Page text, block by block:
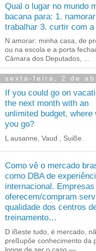
Qual o lugar no mundo
bacana para: 1.
trabalhar 3. curtir com
N amorar: minha casa, de
ou na escola e a porta
Câmara dos Deputados, ...
sexta-feira, 2 de
If you could go on
the next month with an
unlimited budget, where
you go?
L ausanne, Vaud , Suiße.
Como vê o mercado
como DBA de
internacional.
oferecem/compram
qualidade dos centros
treinamento…
D ißeste tudo, é mercado,
preßupõe conhecimento da